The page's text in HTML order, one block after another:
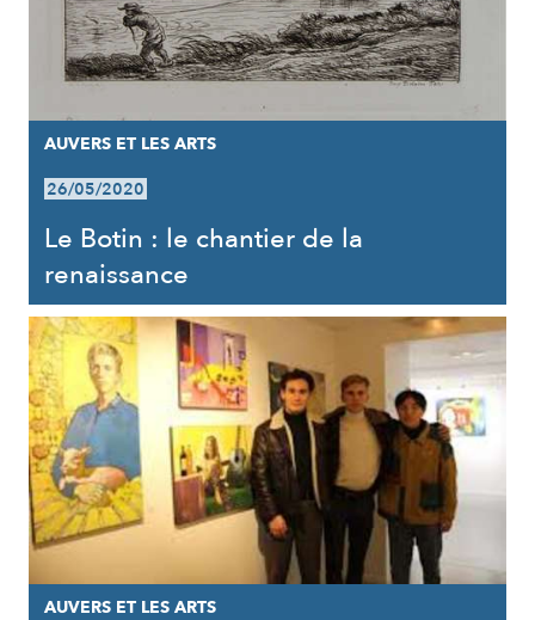
AUVERS ET LES ARTS
26/05/2020
Le Botin : le chantier de la
renaissance
AUVERS ET LES ARTS